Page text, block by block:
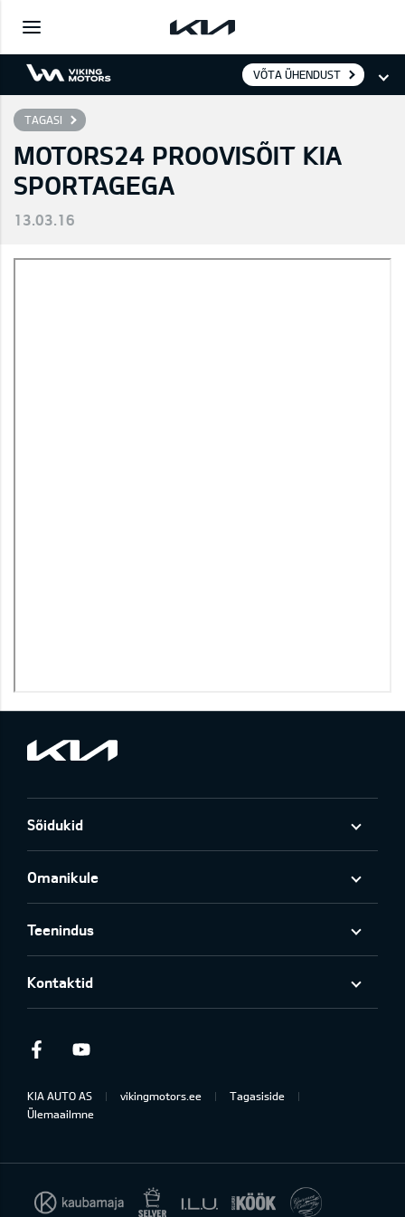
VÕTA ÜHENDUST
TAGASI
MOTORS24 PROOVISÕIT KIA
SPORTAGEGA
13.03.16
Sõidukid
Omanikule
Teenindus
Kontaktid
Facebook
KIA AUTO AS vikingmotors.ee
Tagasiside
Ülemaailmne